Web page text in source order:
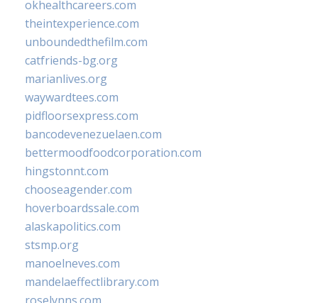
okhealthcareers.com
theintexperience.com
unboundedthefilm.com
catfriends-bg.org
marianlives.org
waywardtees.com
pidfloorsexpress.com
bancodevenezuelaen.com
bettermoodfoodcorporation.com
hingstonnt.com
chooseagender.com
hoverboardssale.com
alaskapolitics.com
stsmp.org
manoelneves.com
mandelaeffectlibrary.com